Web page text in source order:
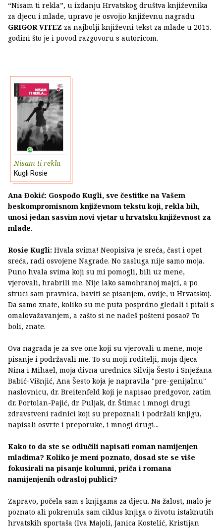
“Nisam ti rekla”, u izdanju Hrvatskog društva književnika
za djecu i mlade, upravo je osvojio književnu nagradu
GRIGOR VITEZ za najbolji književni tekst za mlade u 2015.
godini što je i povod razgovoru s autoricom.
Nisam ti rekla
Kugli Rosie
Ana Đokić: Gospođo Kugli, sve čestitke na Vašem
beskompromisnom književnom tekstu koji, rekla bih,
unosi jedan sasvim novi vjetar u hrvatsku književnost za
mlade.
Rosie Kugli: Hvala svima! Neopisiva je sreća, čast i opet
sreća, radi osvojene Nagrade. No zasluga nije samo moja.
Puno hvala svima koji su mi pomogli, bili uz mene,
vjerovali, hrabrili me. Nije lako samohranoj majci, a po
struci sam pravnica, baviti se pisanjem, ovdje, u Hrvatskoj.
Da samo znate, koliko su me puta posprdno gledali i pitali s
omalovažavanjem, a zašto si ne nađeš pošteni posao? To
boli, znate.
Ova nagrada je za sve one koji su vjerovali u mene, moje
pisanje i podržavali me. To su moji roditelji, moja djeca
Nina i Mihael, moja divna urednica Silvija Šesto i Snježana
Babić-Višnjić, Ana Šesto koja je napravila "pre-genijalnu"
naslovnicu, dr. Breitenfeld koji je napisao predgovor, zatim
dr. Portolan-Pajić, dr. Puljak, dr. Štimac i mnogi drugi
zdravstveni radnici koji su prepoznali i podržali knjigu,
napisali osvrte i preporuke, i mnogi drugi...
Kako to da ste se odlučili napisati roman namijenjen
mladima? Koliko je meni poznato, dosad ste se više
fokusirali na pisanje kolumni, priča i romana
namijenjenih odrasloj publici?
Zapravo, počela sam s knjigama za djecu. Na žalost, malo je
poznato ali pokrenula sam ciklus knjiga o životu istaknutih
hrvatskih sportaša (Iva Majoli, Janica Kostelić, Kristijan